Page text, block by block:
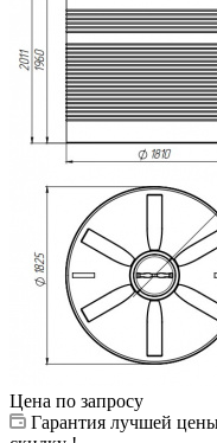
Цена по запросу
Гарантия лучшей